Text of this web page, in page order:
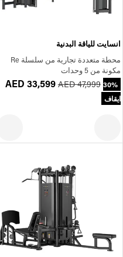
انسايت للياقة البدنية
محطة متعددة تجارية من سلسلة Re
مكونة من 5 وحدات
AED 33,599 AED 47,999 30%
ايقاف